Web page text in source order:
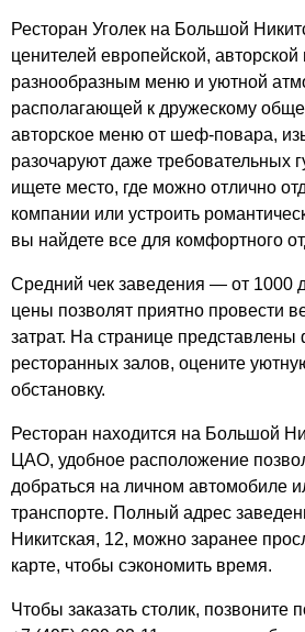
Ресторан Уголек на Большой
ценителей европейской,
разнообразным меню и уютной
располагающей к дружескому
авторское меню от шеф-повара,
разочаруют даже требовательных
ищете место, где можно отлично
компании или устроить
вы найдете все для комфортного
Средний чек заведения — от 1000
цены позволят приятно провести
затрат. На странице представлены
ресторанных залов, оцените
обстановку.
Ресторан находится на Большой
ЦАО, удобное расположение
добраться на личном автомобиле
транспорте. Полный адрес
Никитская, 12, можно заранее
карте, чтобы сэкономить время.
Чтобы заказать столик, позвоните